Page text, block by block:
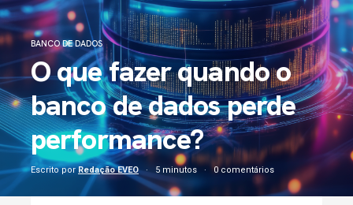
BANCO DE DADOS
O que fazer quando o
banco de dados perde
performance?
Escrito porRedação EVEO 5 minutos 0 comentários